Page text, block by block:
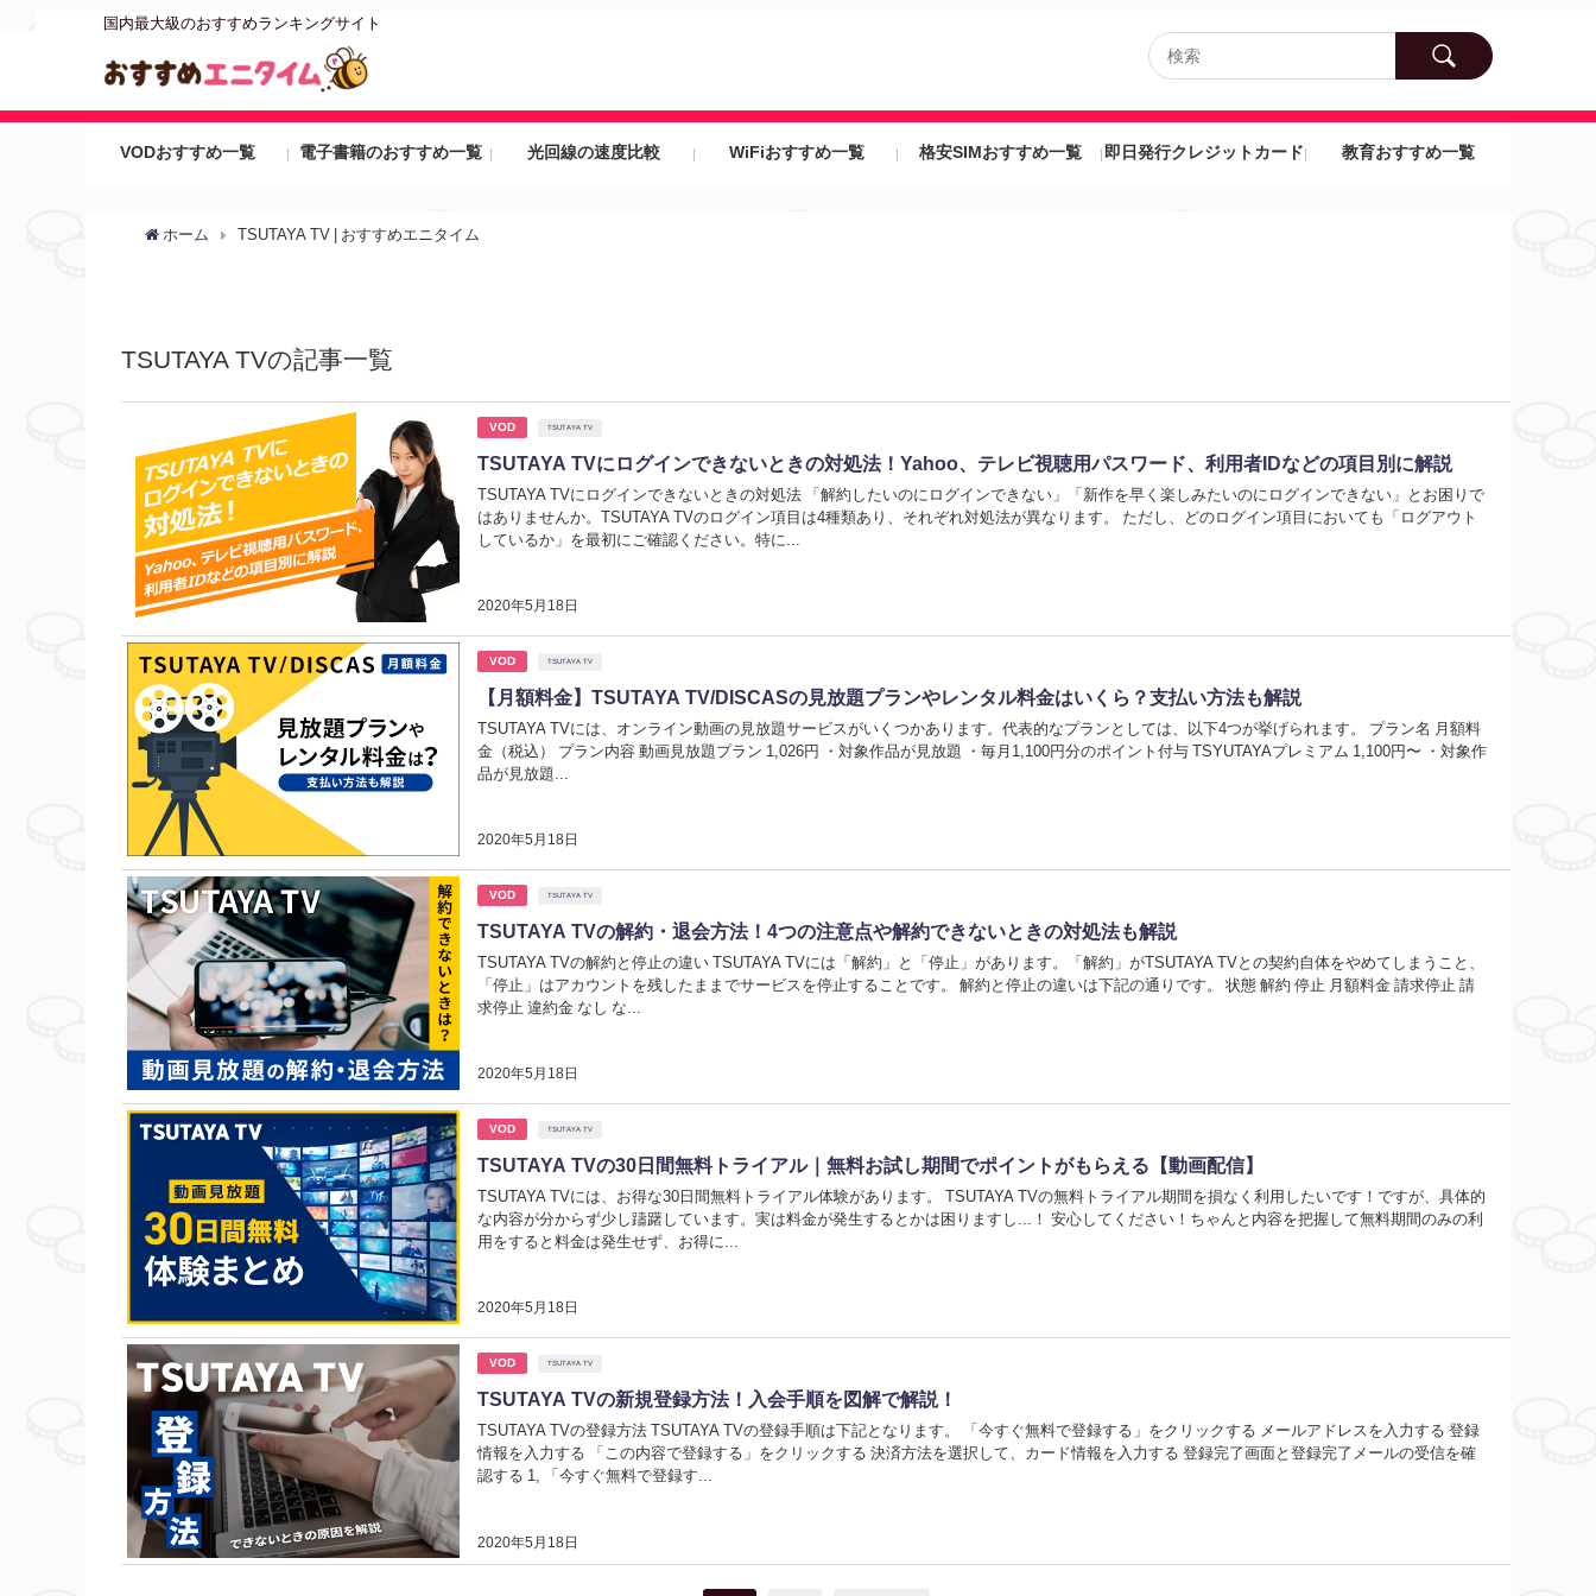
国内最大級のおすすめランキングサイト
VODおすすめ一覧 電子書籍のおすすめ一覧 光回線の速度比較 WiFiおすすめ一覧 格安SIMおすすめ一覧 即日発行クレジットカード 教育おすすめ一覧
ホーム TSUTAYA TV | おすすめエニタイム
TSUTAYA TVの記事一覧
VOD TSUTAYA TV
TSUTAYA TVにログインできないときの対処法！Yahoo、テレビ視聴用パスワード、利用者IDなどの項目別に解説
2020年5月18日
TSUTAYA TVにログインできないときの対処法 「解約したいのにログインできない」「新作を早く楽しみたいのにログインできない」とお困りで
はありませんか。TSUTAYA TVのログイン項目は4種類あり、それぞれ対処法が異なります。 ただし、どのログイン項目においても「ログアウト
しているか」を最初にご確認ください。特に...
VOD TSUTAYA TV
【月額料金】TSUTAYA TV/DISCASの見放題プランやレンタル料金はいくら？支払い方法も解説
2020年5月18日
TSUTAYA TVには、オンライン動画の見放題サービスがいくつかあります。代表的なプランとしては、以下4つが挙げられます。 プラン名 月額料
金（税込） プラン内容 動画見放題プラン 1,026円 ・対象作品が見放題 ・毎月1,100円分のポイント付与 TSYUTAYAプレミアム 1,100円〜 ・対象作
品が見放題...
VOD TSUTAYA TV
TSUTAYA TVの解約・退会方法！4つの注意点や解約できないときの対処法も解説
2020年5月18日
TSUTAYA TVの解約と停止の違い TSUTAYA TVには「解約」と「停止」があります。「解約」がTSUTAYA TVとの契約自体をやめてしまうこと、
「停止」はアカウントを残したままでサービスを停止することです。 解約と停止の違いは下記の通りです。 状態 解約 停止 月額料金 請求停止 請
求停止 違約金 なし な...
VOD TSUTAYA TV
TSUTAYA TVの30日間無料トライアル｜無料お試し期間でポイントがもらえる【動画配信】
2020年5月18日
TSUTAYA TVには、お得な30日間無料トライアル体験があります。 TSUTAYA TVの無料トライアル期間を損なく利用したいです！ですが、具体的
な内容が分からず少し躊躇しています。実は料金が発生するとかは困りますし...！ 安心してください！ちゃんと内容を把握して無料期間のみの利
用をすると料金は発生せず、お得に...
VOD TSUTAYA TV
TSUTAYA TVの新規登録方法！入会手順を図解で解説！
2020年5月18日
TSUTAYA TVの登録方法 TSUTAYA TVの登録手順は下記となります。 「今すぐ無料で登録する」をクリックする メールアドレスを入力する 登録
情報を入力する 「この内容で登録する」をクリックする 決済方法を選択して、カード情報を入力する 登録完了画面と登録完了メールの受信を確
認する 1, 「今すぐ無料で登録す...